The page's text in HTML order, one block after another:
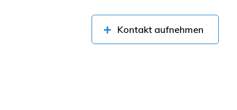
Kontakt aufnehmen